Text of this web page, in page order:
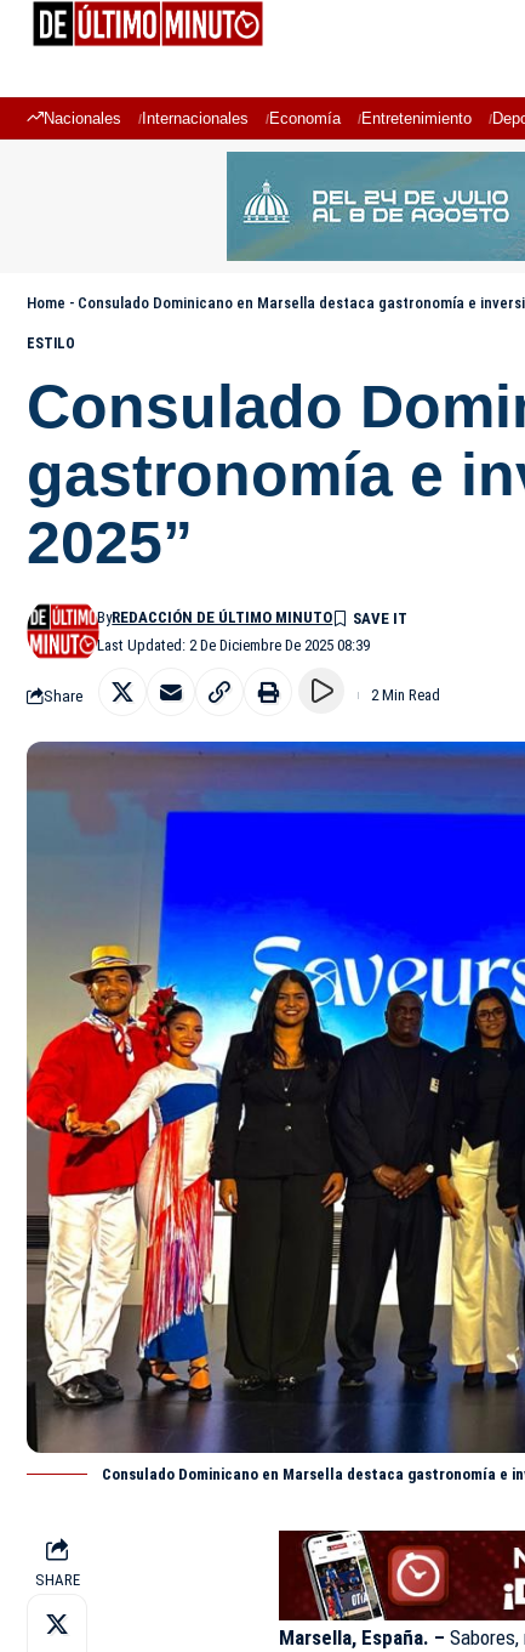
Nacionales Internacionales Economía Entretenimiento
Home - Consulado Dominicano en Marsella destaca gastronomía e
ESTILO
Consulado
gastronomía e
2025”
Last Updated: 2 De Diciembre De 2025 08:39
ByREDACCIÓN DE ÚLTIMO MINUTO
Share 2 Min Read
Consulado Dominicano en Marsella destaca gastronomía e
SHARE
Marsella, España. –